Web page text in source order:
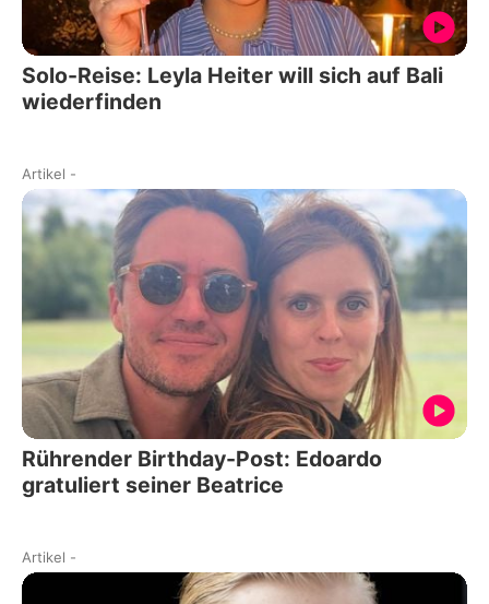
Solo-Reise: Leyla Heiter will sich auf Bali
wiederfinden
Artikel -
Rührender Birthday-Post: Edoardo
gratuliert seiner Beatrice
Artikel -